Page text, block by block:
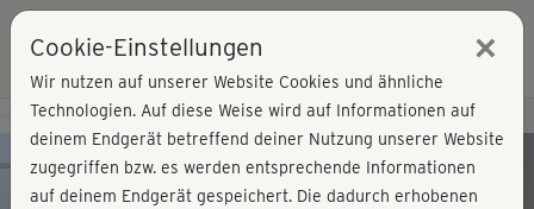
Kursvorschau - Jetzt mitmachen!
Cookie-Einstellungen ×
Wir nutzen auf unserer Website Cookies und ähnliche
Technologien. Auf diese Weise wird auf Informationen auf
deinem Endgerät betreffend deiner Nutzung unserer Website
zugegriffen bzw. es werden entsprechende Informationen
auf deinem Endgerät gespeichert. Die dadurch erhobenen